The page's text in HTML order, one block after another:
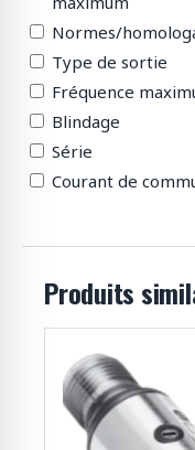
Normes/
Type de sortie
Fréquence
Blindage
Série
Courant de
Produits